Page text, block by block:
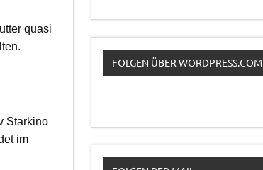
quasi
Starkino
im
FOLGEN ÜBER WORDPRESS.COM